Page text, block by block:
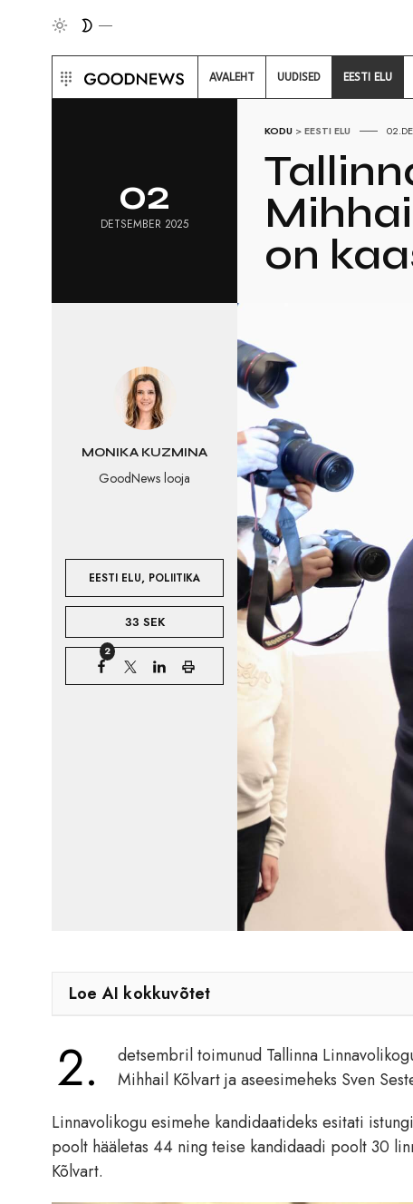
AVALEHT UUDISED EESTI ELU
02
DETSEMBER 2025
KODU >EESTI ELU
on
MONIKA KUZMINA
GoodNews looja
EESTI ELU, POLIITIKA
33 SEK
2
Loe AI kokkuvõtet
2.
detsembril toimunud Tallinna
Mihhail Kõlvart ja aseesimeheks Sven
Linnavolikogu esimehe kandidaatideks esitati
poolt hääletas 44 ning teise kandidaadi poolt 30
Kõlvart.